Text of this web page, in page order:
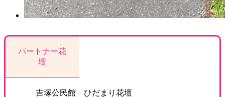
パートナー花
壇
吉塚公民館 ひだまり花壇